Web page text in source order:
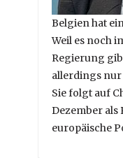
Belgien hat
Weil es noch
Regierung
allerdings
Sie folgt auf
Dezember als
europäische